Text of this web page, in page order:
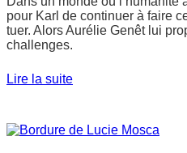
pour Karl de continuer à faire
tuer. Alors Aurélie Genêt lui
challenges.
Lire la suite